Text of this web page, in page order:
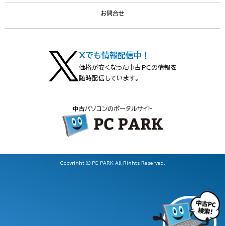
お問合せ
Xでも情報配信中！
価格が安くなった中古PCの情報を
随時配信しています。
中古パソコンのポータルサイト
Copyright © PC PARK All Rights Reserved.